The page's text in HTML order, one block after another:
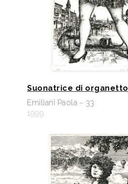
Suonatrice di organetto
Emiliani Paola - 33
1999